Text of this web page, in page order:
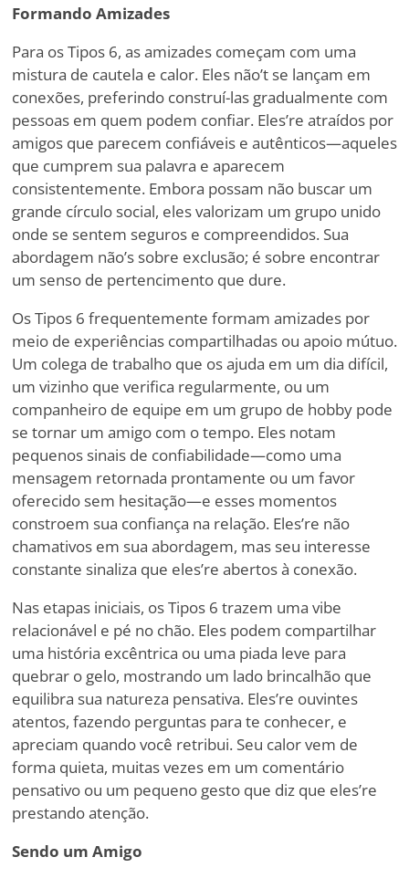
Formando Amizades
Para os Tipos 6, as amizades começam com uma
mistura de cautela e calor. Eles não’t se lançam em
conexões, preferindo construí-las gradualmente com
pessoas em quem podem confiar. Eles’re atraídos por
amigos que parecem confiáveis e autênticos—aqueles
que cumprem sua palavra e aparecem
consistentemente. Embora possam não buscar um
grande círculo social, eles valorizam um grupo unido
onde se sentem seguros e compreendidos. Sua
abordagem não’s sobre exclusão; é sobre encontrar
um senso de pertencimento que dure.
Os Tipos 6 frequentemente formam amizades por
meio de experiências compartilhadas ou apoio mútuo.
Um colega de trabalho que os ajuda em um dia difícil,
um vizinho que verifica regularmente, ou um
companheiro de equipe em um grupo de hobby pode
se tornar um amigo com o tempo. Eles notam
pequenos sinais de confiabilidade—como uma
mensagem retornada prontamente ou um favor
oferecido sem hesitação—e esses momentos
constroem sua confiança na relação. Eles’re não
chamativos em sua abordagem, mas seu interesse
constante sinaliza que eles’re abertos à conexão.
Nas etapas iniciais, os Tipos 6 trazem uma vibe
relacionável e pé no chão. Eles podem compartilhar
uma história excêntrica ou uma piada leve para
quebrar o gelo, mostrando um lado brincalhão que
equilibra sua natureza pensativa. Eles’re ouvintes
atentos, fazendo perguntas para te conhecer, e
apreciam quando você retribui. Seu calor vem de
forma quieta, muitas vezes em um comentário
pensativo ou um pequeno gesto que diz que eles’re
prestando atenção.
Sendo um Amigo